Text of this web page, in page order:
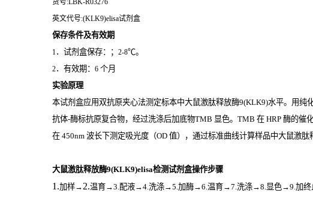
货号:LBK-R03276
英文代号:(KLK9)elisa试剂盒
保存条件及有效期
1．试剂盒保存：； 2-8℃。
2．有效期： 6 个月
实验原理
本试剂盒应用双抗原夹心法测定标本中大鼠激肽释放酶9(KLK9)水平。用纯
抗体-酶标抗原复合物，经过洗涤后加底物TMB 显色。 TMB 在 HRP 酶的催
在 450nm 波长下测定吸光度（OD 值），通过标准曲线计算样品中大鼠激肽
大鼠激肽释放酶9(KLK9)elisa检测试剂盒操作步骤
1.加样→ 2.温育→3.配液→4.洗涤→5.加酶→6.温育→7.洗涤→8.显色→9.加终